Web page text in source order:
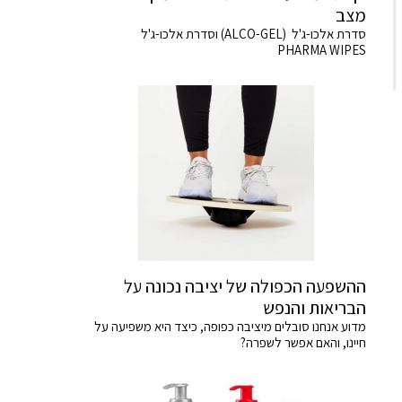
מצב
סדרת אלכו-ג'ל (ALCO-GEL) וסדרת אלכו-ג'ל
PHARMA WIPES
ההשפעה הכפולה של יציבה נכונה על
הבריאות והנפש
מדוע אנחנו סובלים מיציבה כפופה, כיצד היא משפיעה על
חיינו, והאם אפשר לשפרה?